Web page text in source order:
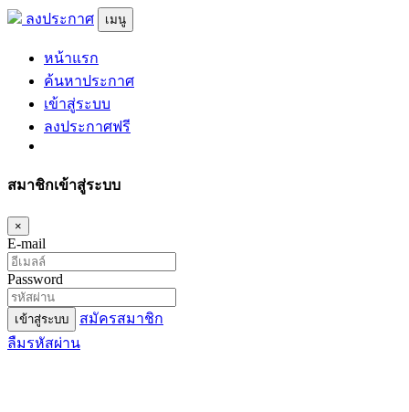
ลงประกาศ เมนู
หน้าแรก
ค้นหาประกาศ
เข้าสู่ระบบ
ลงประกาศฟรี
สมาชิกเข้าสู่ระบบ
×
E-mail
Password
เข้าสู่ระบบ
สมัครสมาชิก
ลืมรหัสผ่าน